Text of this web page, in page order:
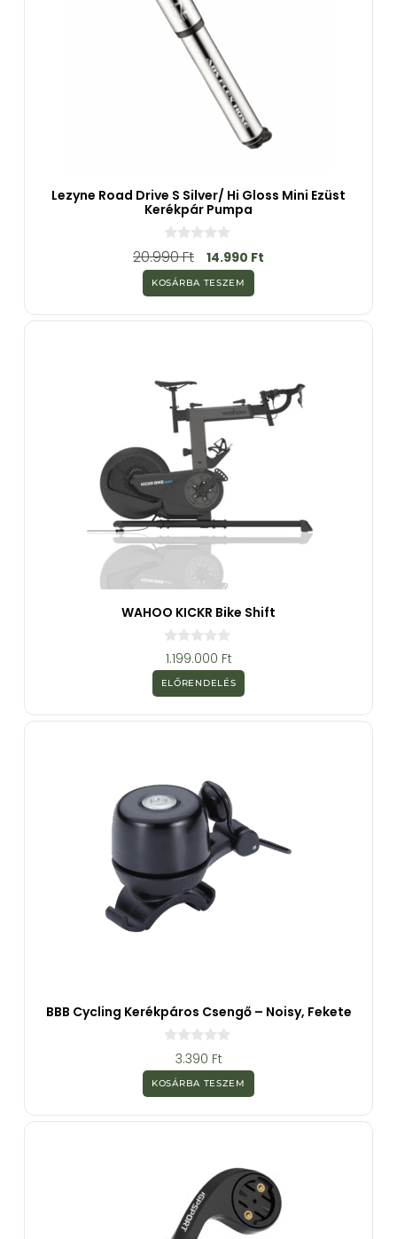
Lezyne Road Drive S Silver/ Hi Gloss Mini Ezüst
Kerékpár Pumpa
0
a
5
-
b
ő
20.990Ft 14.990 Ft
KOSÁRBA TESZEM
WAHOO KICKR Bike Shift
0
a
z
5
b
1.199.000 Ft
ELŐRENDELÉS
BBB Cycling Kerékpáros Csengő – Noisy, Fekete
z
5
b
3.390 Ft
KOSÁRBA TESZEM